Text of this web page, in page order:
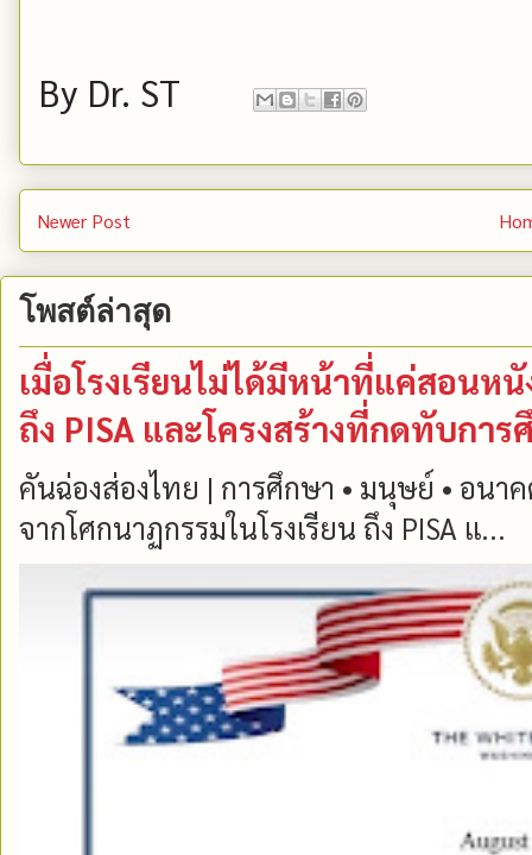
By Dr. ST
Newer Post
โพสต์ล่าสุด
เมื่อโรงเรียนไม่ได้มีหน้าที่แค่สอนห
ถึง PISA และโครงสร้างที่กดทับกา
คันฉ่องส่องไทย | การศึกษา • มนุษย์ • อนา
จากโศกนาฏกรรมในโรงเรียน ถึง PISA แ...